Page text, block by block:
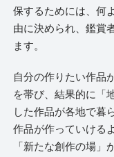
保するためには、何
由に決められ、鑑賞
ます。
自分の作りたい作品
を帯び、結果的に「
した作品が各地で暮
作品が作っていける
「新たな創作の場」